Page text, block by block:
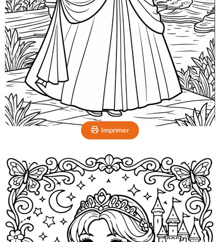
Imprimer